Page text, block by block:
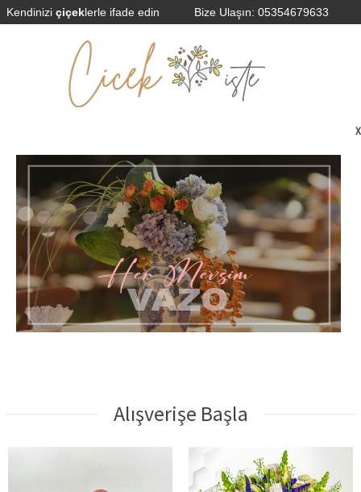
Kendinizi çiçeklerle ifade edin Bize Ulaşın: 05354679633
Alışverişe Başla